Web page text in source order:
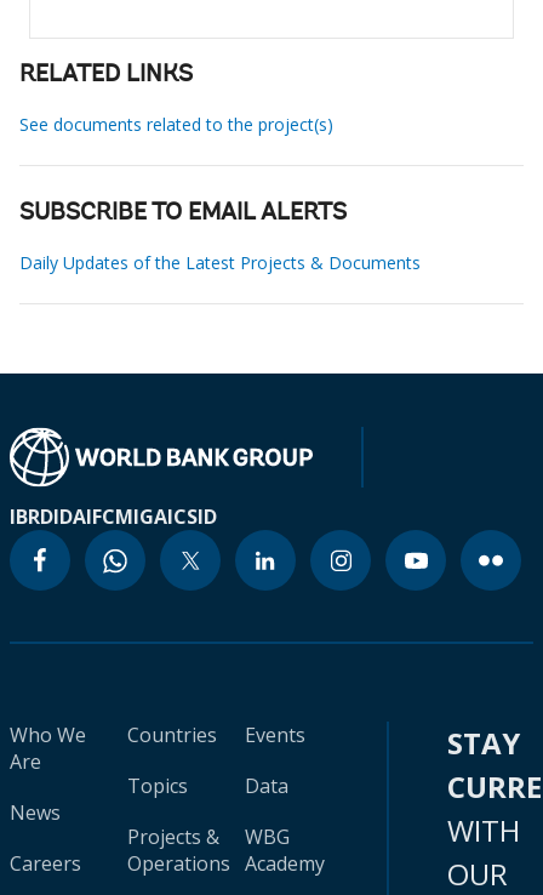
RELATED LINKS
See documents related to the project(s)
SUBSCRIBE TO EMAIL ALERTS
Daily Updates of the Latest Projects & Documents
IBRDIDAIFCMIGAICSID
Who We
Are
News
Careers
Countries
Topics
Projects &
Operations
Events
Data
WBG
Academy
STAY
WITH
OUR